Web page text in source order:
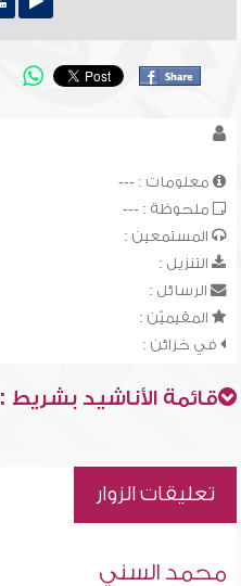
معلومات : ---
ملحوظة : ---
المستمعين :
التنزيل :
الرسائل :
المقيميّن :
في خزائن :
قائمة الأناشيد بشريط
تعليقات الزوار
محمد السني